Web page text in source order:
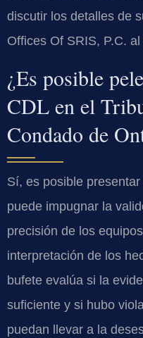
discutir los detalles de
Offices Of SRIS, P.C.
¿Es posible
CDL en el
Condado de
Sí, es posible
puede impugnar la
precisión de los
interpretación de los
bufete evalúa si la
suficiente y si hubo
puedan llevar a la